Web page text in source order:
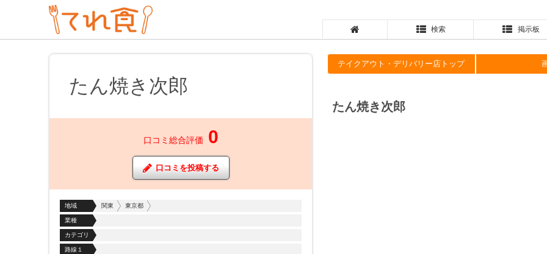
検索 掲示板
たん焼き次郎
口コミ総合評価 0
口コミを投稿する
地域 関東 東京都
業種
カテゴリ
路線１
テイクアウト・デリバリー店トップ
たん焼き次郎